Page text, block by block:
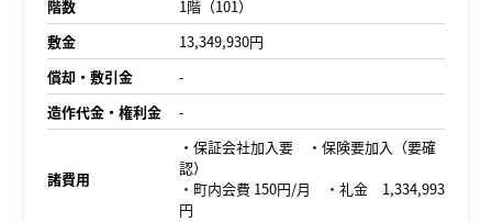
階数
1階（101）
敷金
13,349,930円
償却・敷引金
-
造作代金・権利金
-
諸費用
・保証会社加入要 ・保険要加入（要確
認）
・町内会費 150円/月 ・礼金 1,334,993
円